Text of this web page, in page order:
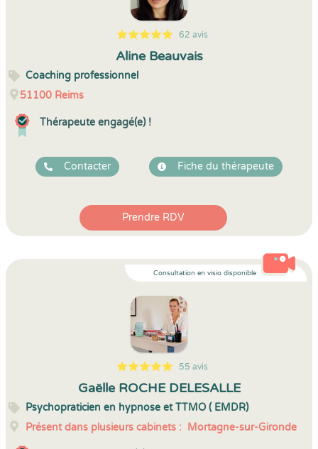
5
1
5
62 62 avis
Aline Beauvais
Coaching professionnel
51100 Reims
Thérapeute engagé(e) !
Contacter Fiche du thérapeute
Prendre RDV
Consultation en visio disponible
5
1
5
55 55 avis
Gaëlle ROCHE DELESALLE
Psychopraticien en hypnose et TTMO ( EMDR)
Présent dans plusieurs cabinets : Mortagne-sur-Gironde